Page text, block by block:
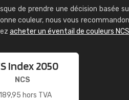
de prendre une décision basée
couleur, nous vous
acheter un éventail de couleurs NCS
Index 2050
NCS
hors TVA